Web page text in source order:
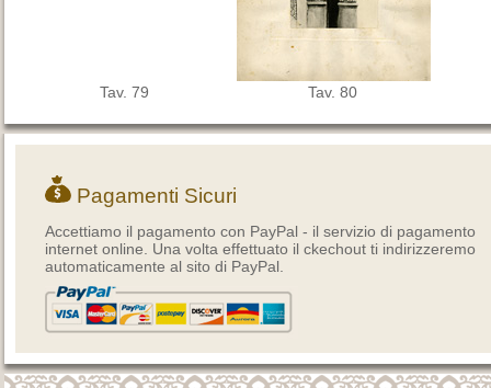
Tav. 79 Tav. 80
Pagamenti Sicuri
Accettiamo il pagamento con PayPal - il servizio di pagamento
internet online. Una volta effettuato il ckechout ti indirizzeremo
automaticamente al sito di PayPal.